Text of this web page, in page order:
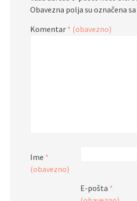
Obavezna polja su označena sa
Komentar * (obavezno)
Ime *
(obavezno)
E-pošta *